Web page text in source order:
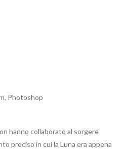
Photoshop
hanno collaborato al sorgere
preciso in cui la Luna era appena